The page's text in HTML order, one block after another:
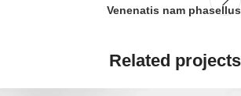
Venenatis nam phasellus
Related projects